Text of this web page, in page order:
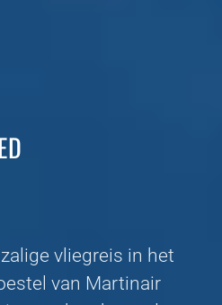
vliegreis in het
van Martinair